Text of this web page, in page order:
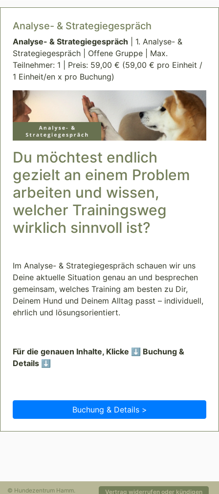
Analyse- & Strategiegespräch
Analyse- & Strategiegespräch | 1. Analyse- &
Strategiegespräch | Offene Gruppe | Max.
Teilnehmer: 1 | Preis: 59,00 € (59,00 € pro Einheit /
1 Einheit/en x pro Buchung)
Du möchtest endlich
gezielt an einem Problem
arbeiten und wissen,
welcher Trainingsweg
wirklich sinnvoll ist?
Im Analyse- & Strategiegespräch schauen wir uns
Deine aktuelle Situation genau an und besprechen
gemeinsam, welches Training am besten zu Dir,
Deinem Hund und Deinem Alltag passt – individuell,
ehrlich und lösungsorientiert.
Für die genauen Inhalte, Klicke ⬇️ Buchung &
Details ⬇️
Buchung & Details >
© Hundezentrum Hamm. Vertrag widerrufen oder kündigen